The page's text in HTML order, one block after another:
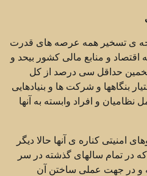
ی تسخیر همه عرصه های قدرت
اقتصاد و منابع مالی کشور بیحد و
تخمین حداقل سی درصد از کل
بنگاهها و شرکت ها و بنیادهایی
و افراد وابسته به آنها
امنیتی کناره ی آنها حالا دیگر
در تمام سالهای گذشته در سر
و در جهت عملی ساختن آن